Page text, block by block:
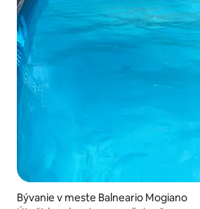
Bývanie v meste Balneario Mogiano